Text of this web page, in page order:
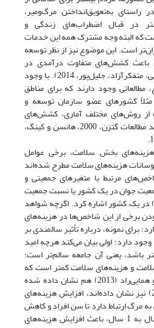
به‌تعویق‌انداختن مرگ‌و‌میر،
در قبال اضطراب‌های زندگی و
که البته وجه مشترک همه‌ این خدمات
است. این موضوع نیز از نظر توسعه
باعث کشش‌های متفاوت درآمدی در
کشورهای مختلف شود (صادقی، متفکرآزاد، جلیل‌پور، 2014). با وجود
مطالعاتی وجود دارند که برای مناطق
کشورهای عضو سازمان توسعه و
از روش‌های مختلف آماری، کشش‌های
متفاوتی گزارش کرده‌اند؛ مانند مطالعات گتزن، 2000، هانسن و کینگ،
بخش سلامت، برخی عوامل
هزینه‌های سلامت مطرح شده‌اند
مرتبط با متغیرهای جمعیتی و
جوان در یک کشور یا نسبت جمعیت
(سالمندی) در یک کشور اشاره کرد. اگرچه شواهد
برخی از این شاخص‌ها در هزینه‌های
برای نمونه، درباره تأثیر سالمندی بر
دارد؛ اولی بیان می‌کند هرچه امید
باشد، یعنی آن جامعه سالم‌تر است؛
و هزینه‌های سلامت کمتر است که
این یافته در مطالعه صمدی و همایی‌راد (2013) هم نشان داده شده
است. سشامانی و گرای (2004) نیز نشان داده‌اند، افزایش هزینه‌های
مرگ ارتباط دارد تا سن افراد و کاهش
سال نزدیکی به مرگ از 5 سال به 1 سال، باعث افزایش هزینه‌های